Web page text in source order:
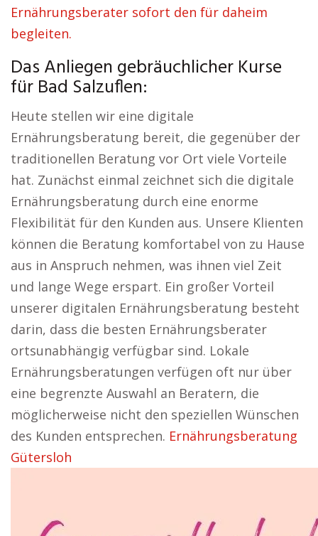
Ernährungsberater sofort den für daheim
begleiten.
Das Anliegen gebräuchlicher Kurse
für Bad Salzuflen:
Heute stellen wir eine digitale
Ernährungsberatung bereit, die gegenüber der
traditionellen Beratung vor Ort viele Vorteile
hat. Zunächst einmal zeichnet sich die digitale
Ernährungsberatung durch eine enorme
Flexibilität für den Kunden aus. Unsere Klienten
können die Beratung komfortabel von zu Hause
aus in Anspruch nehmen, was ihnen viel Zeit
und lange Wege erspart. Ein großer Vorteil
unserer digitalen Ernährungsberatung besteht
darin, dass die besten Ernährungsberater
ortsunabhängig verfügbar sind. Lokale
Ernährungsberatungen verfügen oft nur über
eine begrenzte Auswahl an Beratern, die
möglicherweise nicht den speziellen Wünschen
des Kunden entsprechen. Ernährungsberatung
Gütersloh